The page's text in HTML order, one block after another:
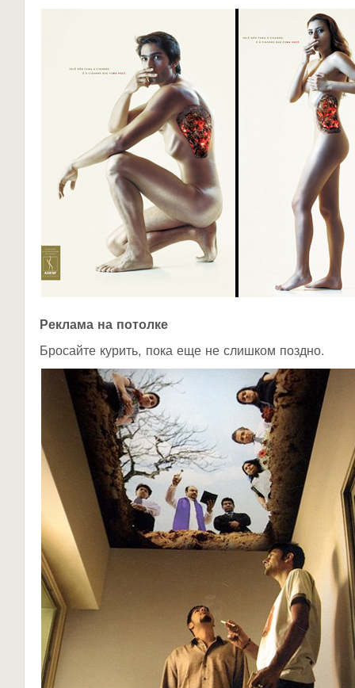
Реклама на потолке
Бросайте курить, пока еще не слишком поздно.